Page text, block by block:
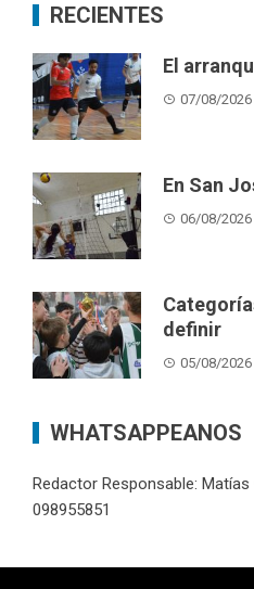
RECIENTES
El
07/08/2026
En San
06/08/2026
definir
05/08/2026
WHATSAPPEANOS
Redactor Responsable:
098955851